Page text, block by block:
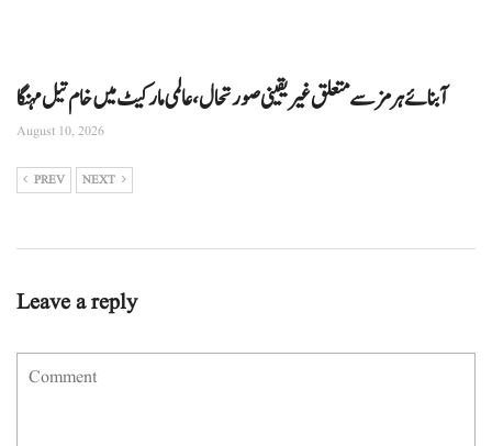
آبنائے ہرمز سے متعلق غیر یقینی صورتحال، عالمی مارکیٹ میں خام تیل مہنگا
August 10, 2026
PREV NEXT
Leave a reply